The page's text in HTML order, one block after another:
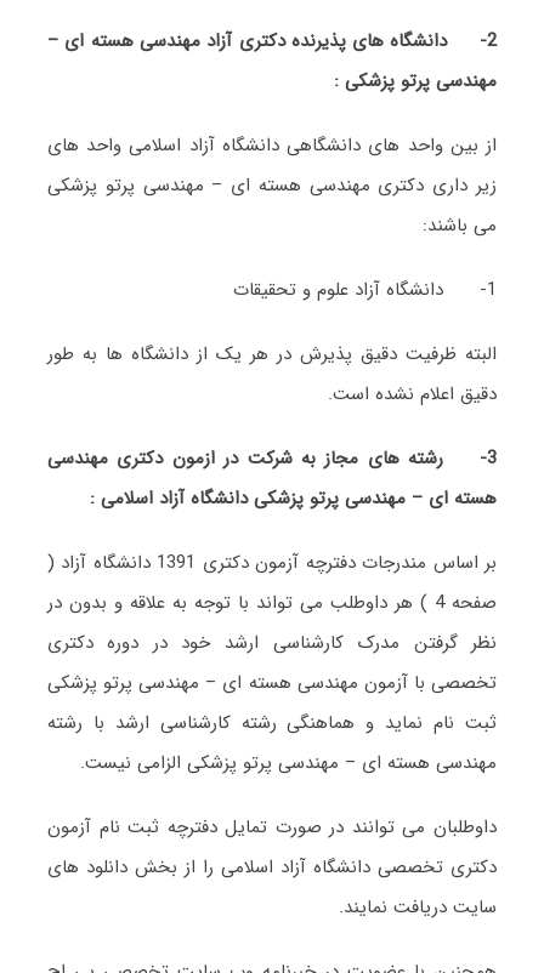
2-
دانشگاه های پذیرنده دکتری آزاد مهندسی هسته ای –
مهندسی پرتو پزشکی :
از بین واحد های دانشگاهی دانشگاه آزاد اسلامی واحد های
زیر داری دکتری مهندسی هسته ای – مهندسی پرتو پزشکی
می باشند:
1- دانشگاه آزاد علوم و تحقیقات
البته ظرفیت دقیق پذیرش در هر یک از دانشگاه ها به طور
دقیق اعلام نشده است.
3-
رشته های مجاز به شرکت در ازمون دکتری مهندسی
هسته ای – مهندسی پرتو پزشکی دانشگاه آزاد اسلامی :
بر اساس مندرجات دفترچه آزمون دکتری 1391 دانشگاه آزاد (
صفحه 4 ) هر داوطلب می تواند با توجه به علاقه و بدون در
نظر گرفتن مدرک کارشناسی ارشد خود در دوره دکتری
تخصصی با آزمون مهندسی هسته ای – مهندسی پرتو پزشکی
ثبت نام نماید و هماهنگی رشته کارشناسی ارشد با رشته
مهندسی هسته ای – مهندسی پرتو پزشکی الزامی نیست.
داوطلبان می توانند در صورت تمایل دفترچه ثبت نام آزمون
دکتری تخصصی دانشگاه آزاد اسلامی را از بخش دانلود های
سایت دریافت نمایند.